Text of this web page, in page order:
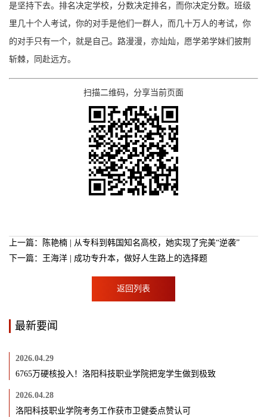
是坚持下去。排名决定学校，分数决定排名，而你决定分数。班级
里几十个人考试，你的对手是他们一群人，而几十万人的考试，你
的对手只有一个，就是自己。路漫漫，亦灿灿，愿学弟学妹们披荆
斩棘，同赴远方。
扫描二维码，分享当前页面
上一篇：陈艳楠 | 从专科到韩国知名高校，她实现了完美“逆袭”
下一篇：王海洋 | 成功专升本，做好人生路上的选择题
返回列表
最新要闻
2026.04.29
6765万硬核投入！洛阳科技职业学院把宠学生做到极致
2026.04.28
洛阳科技职业学院考务工作获市卫健委点赞认可